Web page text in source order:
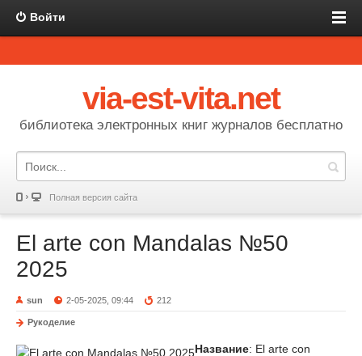
Войти
via-est-vita.net
библиотека электронных книг журналов бесплатно
Полная версия сайта
El arte con Mandalas №50
2025
sun 2-05-2025, 09:44 212
Рукоделие
Название: El arte con